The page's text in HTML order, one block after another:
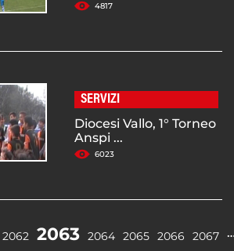
4817
SERVIZI
Diocesi Vallo, 1° Torneo
Anspi ...
6023
2062 2063 2064 2065 2066 2067